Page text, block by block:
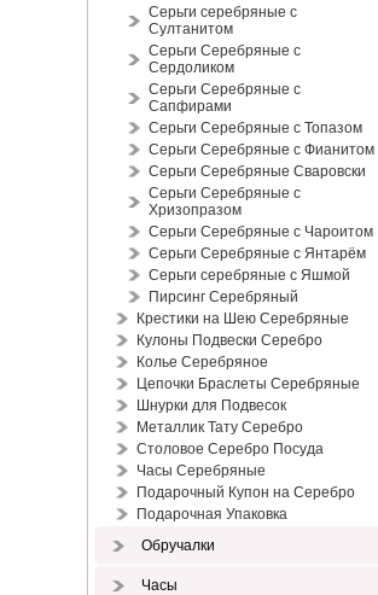
Серьги серебряные с
Султанитом
Серьги Серебряные с
Сердоликом
Серьги Серебряные с
Сапфирами
Серьги Серебряные с Топазом
Серьги Серебряные с Фианитом
Серьги Серебряные Сваровски
Серьги Серебряные с
Хризопразом
Серьги Серебряные с Чароитом
Серьги Серебряные с Янтарём
Серьги серебряные с Яшмой
Пирсинг Серебряный
Крестики на Шею Серебряные
Кулоны Подвески Серебро
Колье Серебряное
Цепочки Браслеты Серебряные
Шнурки для Подвесок
Металлик Тату Серебро
Столовое Серебро Посуда
Часы Серебряные
Подарочный Купон на Серебро
Подарочная Упаковка
Обручалки
Часы